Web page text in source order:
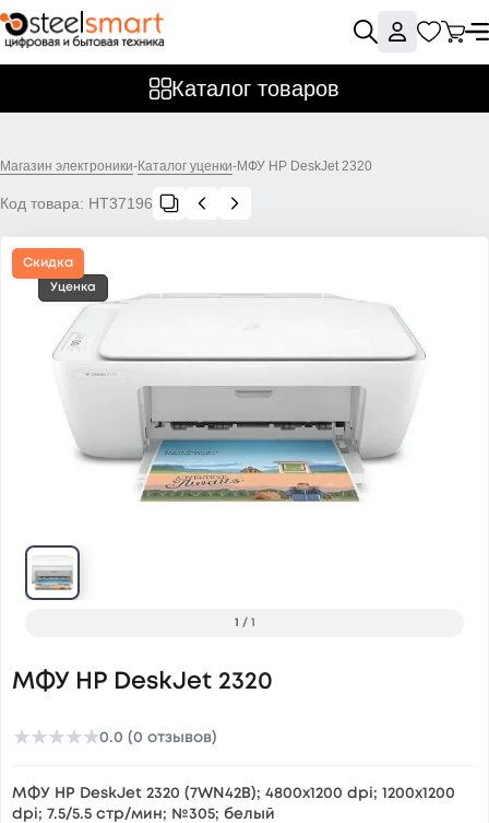
Каталог товаров
Магазин электроники-Каталог уценки-МФУ HP DeskJet 2320
Код товара: НТ37196
Скидка
Уценка
1 / 1
МФУ HP DeskJet 2320
★★★★★0.0 (0 отзывов)
МФУ HP DeskJet 2320 (7WN42B); 4800x1200 dpi; 1200x1200
dpi; 7.5/5.5 стр/мин; №305; белый